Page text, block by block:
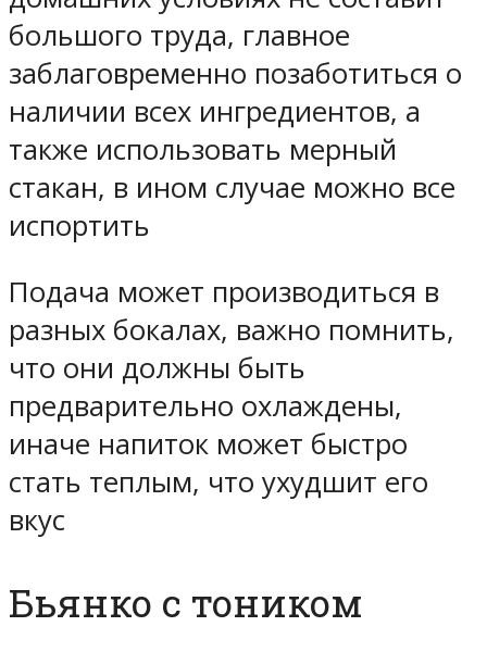
большого труда, главное
заблаговременно позаботиться о
наличии всех ингредиентов, а
также использовать мерный
стакан, в ином случае можно все
испортить
Подача может производиться в
разных бокалах, важно помнить,
что они должны быть
предварительно охлаждены,
иначе напиток может быстро
стать теплым, что ухудшит его
вкус
Бьянко с тоником